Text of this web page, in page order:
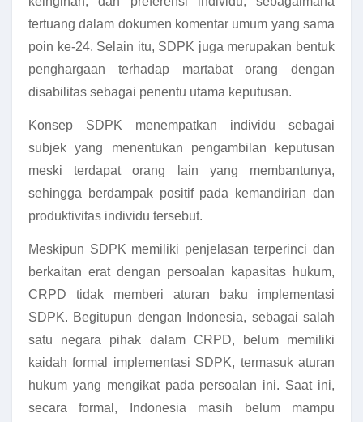
tertuang dalam dokumen komentar umum yang sama
poin ke-24. Selain itu, SDPK juga merupakan bentuk
penghargaan terhadap martabat orang dengan
disabilitas sebagai penentu utama keputusan.
Konsep SDPK menempatkan individu sebagai
subjek yang menentukan pengambilan keputusan
meski terdapat orang lain yang membantunya,
sehingga berdampak positif pada kemandirian dan
produktivitas individu tersebut.
Meskipun SDPK memiliki penjelasan terperinci dan
berkaitan erat dengan persoalan kapasitas hukum,
CRPD tidak memberi aturan baku implementasi
SDPK. Begitupun dengan Indonesia, sebagai salah
satu negara pihak dalam CRPD, belum memiliki
kaidah formal implementasi SDPK, termasuk aturan
hukum yang mengikat pada persoalan ini. Saat ini,
secara formal, Indonesia masih belum mampu